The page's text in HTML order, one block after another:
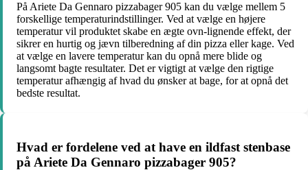
På Ariete Da Gennaro pizzabager 905 kan du vælge mellem 5
forskellige temperaturindstillinger. Ved at vælge en højere
temperatur vil produktet skabe en ægte ovn-lignende effekt, der
sikrer en hurtig og jævn tilberedning af din pizza eller kage. Ved
at vælge en lavere temperatur kan du opnå mere blide og
langsomt bagte resultater. Det er vigtigt at vælge den rigtige
temperatur afhængig af hvad du ønsker at bage, for at opnå det
bedste resultat.
Hvad er fordelene ved at have en ildfast stenbase
på Ariete Da Gennaro pizzabager 905?